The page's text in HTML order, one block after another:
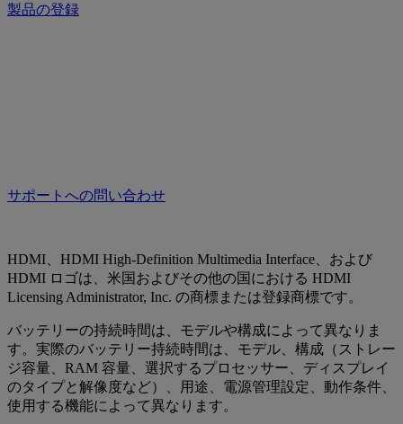
製品の登録
サポートへの問い合わせ
HDMI、HDMI High-Definition Multimedia Interface、および
HDMI ロゴは、米国およびその他の国における HDMI
Licensing Administrator, Inc. の商標または登録商標です。
バッテリーの持続時間は、モデルや構成によって異なりま
す。実際のバッテリー持続時間は、モデル、構成（ストレー
ジ容量、RAM 容量、選択するプロセッサー、ディスプレイ
のタイプと解像度など）、用途、電源管理設定、動作条件、
使用する機能によって異なります。